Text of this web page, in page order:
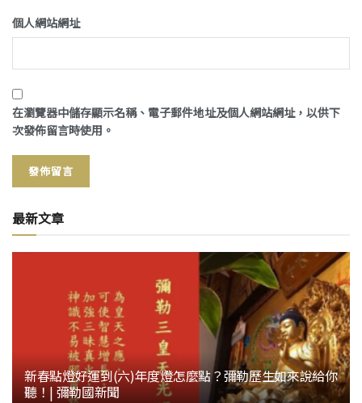
個人網站網址
在瀏覽器中儲存顯示名稱、電子郵件地址及個人網站網址，以供下
次發佈留言時使用。
最新文章
新春點燈好運到(六)年度燈怎麼點？彌勒歷生如來說給你
聽！| 彌勒國新聞